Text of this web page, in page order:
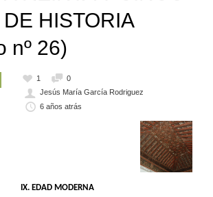
HISTORIA
nº 26)
1
0
Jesús María García Rodriguez
6 años atrás
IX. EDAD MODERNA